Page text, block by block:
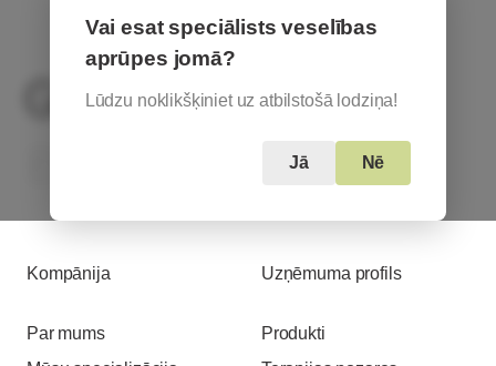
Vai esat speciālists veselības
aprūpes jomā?
Lūdzu noklikšķiniet uz atbilstošā lodziņa!
Jā Nē
Based in Austria
Kompānija
Par mums
Uzņēmuma profils
Produkti